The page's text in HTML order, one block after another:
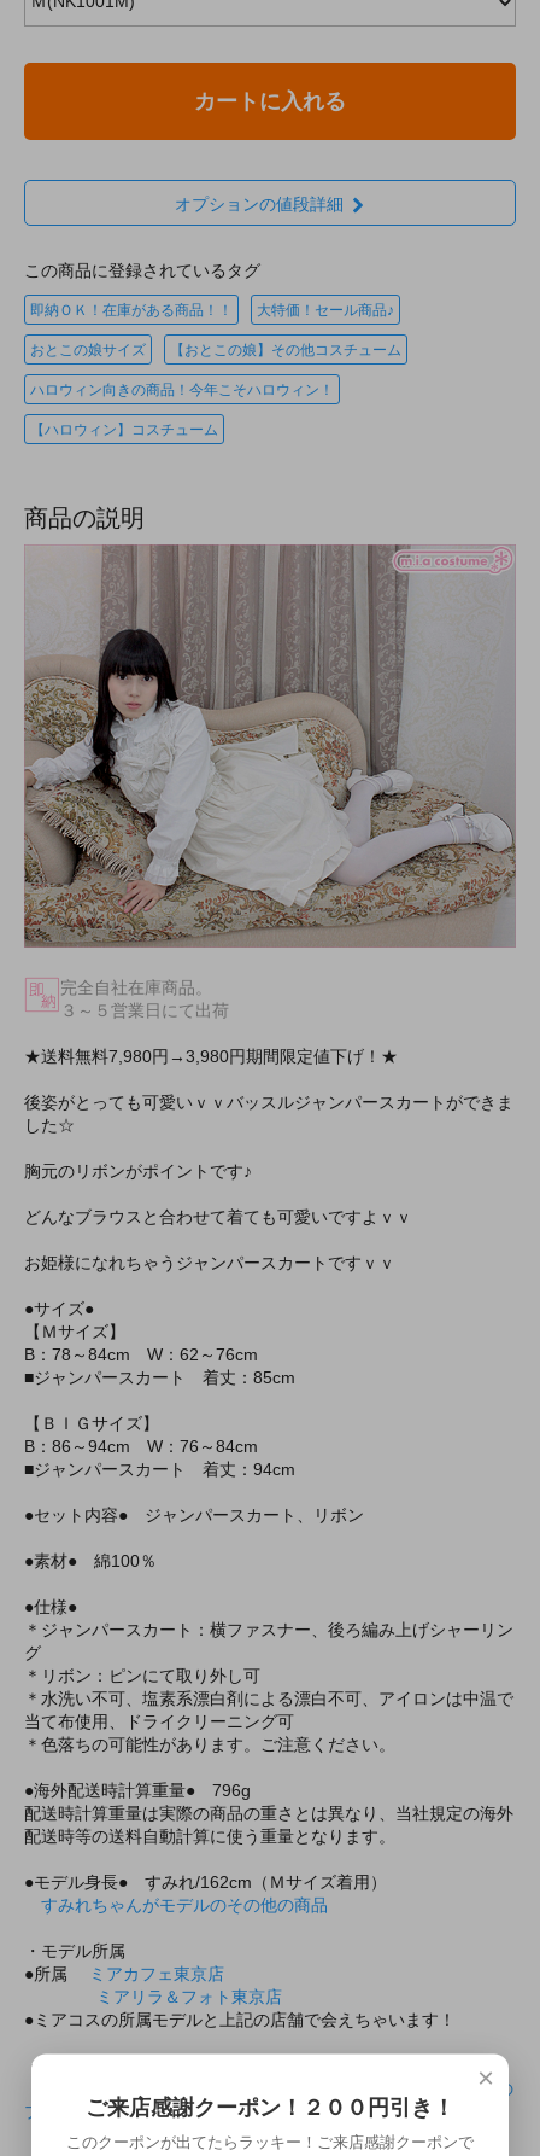
カートに入れる
オプションの値段詳細
この商品に登録されているタグ
即納ＯＫ！在庫がある商品！！ 大特価！セール商品♪
おとこの娘サイズ 【おとこの娘】その他コスチューム
ハロウィン向きの商品！今年こそハロウィン！
【ハロウィン】コスチューム
商品の説明
完全自社在庫商品。
３～５営業日にて出荷
★送料無料7,980円→3,980円期間限定値下げ！★
後姿がとっても可愛いｖｖバッスルジャンパースカートができま
した☆
胸元のリボンがポイントです♪
どんなブラウスと合わせて着ても可愛いですよｖｖ
お姫様になれちゃうジャンパースカートですｖｖ
●サイズ●
【Ｍサイズ】
B：78～84cm W：62～76cm
■ジャンパースカート 着丈：85cm
【ＢＩＧサイズ】
B：86～94cm W：76～84cm
■ジャンパースカート 着丈：94cm
●セット内容● ジャンパースカート、リボン
●素材● 綿100％
●仕様●
＊ジャンパースカート：横ファスナー、後ろ編み上げシャーリン
グ
＊リボン：ピンにて取り外し可
＊水洗い不可、塩素系漂白剤による漂白不可、アイロンは中温で
当て布使用、ドライクリーニング可
＊色落ちの可能性があります。ご注意ください。
●海外配送時計算重量● 796g
配送時計算重量は実際の商品の重さとは異なり、当社規定の海外
配送時等の送料自動計算に使う重量となります。
●モデル身長● すみれ/162cm（Ｍサイズ着用）
すみれちゃんがモデルのその他の商品
・モデル所属
●所属
ミアカフェ東京店
ミアリラ＆フォト東京店
●ミアコスの所属モデルと上記の店舗で会えちゃいます！
・所属店舗のモデルプロフィール
すみれちゃんのミアカフェ・ミアリラ＆フォト東京店共通の
プロフィール
×
ご来店感謝クーポン！２００円引き！
このクーポンが出てたらラッキー！ご来店感謝クーポンで